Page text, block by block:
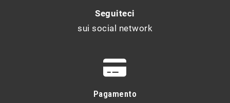
Seguiteci
sui social network
Pagamento